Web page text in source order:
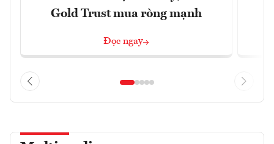
Gold Trust mua ròng mạnh
Đọc ngay